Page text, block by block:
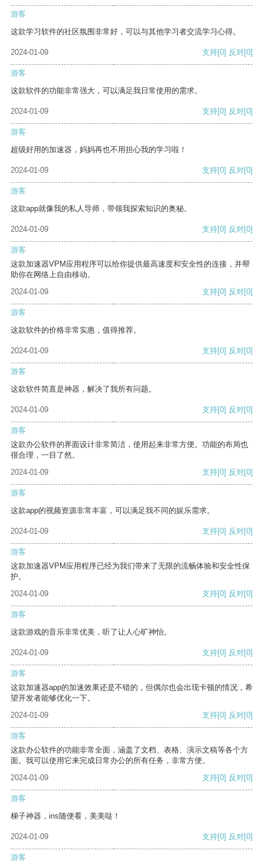
游客
这款学习软件的社区氛围非常好，可以与其他学习者交流学习心得。
2024-01-09 支持[0] 反对[0]
游客
这款软件的功能非常强大，可以满足我日常使用的需求。
2024-01-09 支持[0] 反对[0]
游客
超级好用的加速器，妈妈再也不用担心我的学习啦！
2024-01-09 支持[0] 反对[0]
游客
这款app就像我的私人导师，带领我探索知识的奥秘。
2024-01-09 支持[0] 反对[0]
游客
这款加速器VPM应用程序可以给你提供最高速度和安全性的连接，并帮
助你在网络上自由移动。
2024-01-09
支持[0] 反对[0]
游客
这款软件的价格非常实惠，值得推荐。
2024-01-09 支持[0] 反对[0]
游客
这款软件简直是神器，解决了我所有问题。
2024-01-09 支持[0] 反对[0]
游客
这款办公软件的界面设计非常简洁，使用起来非常方便。功能的布局也
很合理，一目了然。
2024-01-09
支持[0] 反对[0]
游客
这款app的视频资源非常丰富，可以满足我不同的娱乐需求。
2024-01-09 支持[0] 反对[0]
游客
这款加速器VPM应用程序已经为我们带来了无限的流畅体验和安全性保
护。
2024-01-09
支持[0] 反对[0]
游客
这款游戏的音乐非常优美，听了让人心旷神怡。
2024-01-09 支持[0] 反对[0]
游客
这款加速器app的加速效果还是不错的，但偶尔也会出现卡顿的情况，希
望开发者能够优化一下。
2024-01-09
支持[0] 反对[0]
游客
这款办公软件的功能非常全面，涵盖了文档、表格、演示文稿等各个方
面。我可以使用它来完成日常办公的所有任务，非常方便。
2024-01-09
支持[0] 反对[0]
游客
梯子神器，ins随便看，美美哒！
2024-01-09 支持[0] 反对[0]
游客